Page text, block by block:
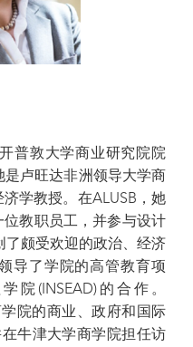
普敦大学商业研究院院
是卢旺达非洲领导大学商
学教授。在ALUSB，她
教职员工，并参与设计
了颇受欢迎的政治、经济
导了学院的高管教育项
院(INSEAD)的合作。
院的商业、政府和国际
牛津大学商学院担任访